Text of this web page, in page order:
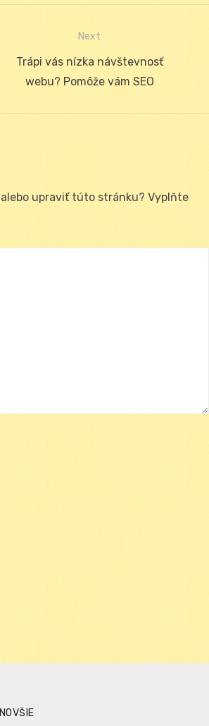
Next
NextTrápi vás nízka návštevnosť
webu? Pomôže vám SEO
upraviť túto stránku? Vyplňte